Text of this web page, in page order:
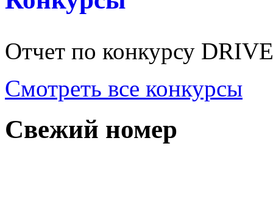
Отчет по конкурсу
Смотреть все конкурсы
Свежий номер